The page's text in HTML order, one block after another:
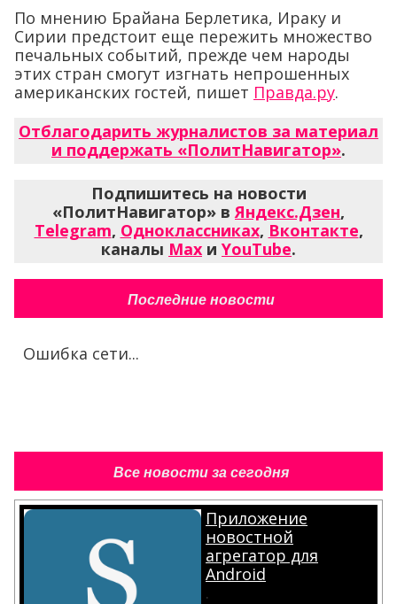
По мнению Брайана Берлетика, Ираку и
Сирии предстоит еще пережить множество
печальных событий, прежде чем народы
этих стран смогут изгнать непрошенных
американских гостей, пишет Правда.ру.
Отблагодарить журналистов за материал
и поддержать «ПолитНавигатор».
Подпишитесь на новости
«ПолитНавигатор» вЯндекс.Дзен,
Telegram, Одноклассниках, Вконтакте,
каналы Max и YouTube.
Последние новости
Ошибка сети...
Все новости за сегодня
Приложение
новостной
агрегатор для
Android
.